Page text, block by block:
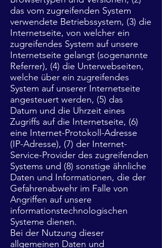
das vom zugreifenden System
verwendete Betriebssystem, (3) die
Internetseite, von welcher ein
zugreifendes System auf unsere
Internetseite gelangt (sogenannte
Referrer), (4) die Unterwebseiten,
welche über ein zugreifendes
System auf unserer Internetseite
angesteuert werden, (5) das
Datum und die Uhrzeit eines
Zugriffs auf die Internetseite, (6)
eine Internet-Protokoll-Adresse
(IP-Adresse), (7) der Internet-
Service-Provider des zugreifenden
Systems und (8) sonstige ähnliche
Daten und Informationen, die der
Gefahrenabwehr im Falle von
Angriffen auf unsere
informationstechnologischen
Systeme dienen.
Bei der Nutzung dieser
allgemeinen Daten und